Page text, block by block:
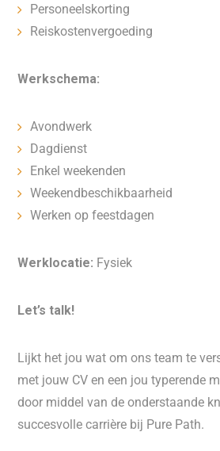
Personeelskorting
Reiskostenvergoeding
Werkschema:
Avondwerk
Dagdienst
Enkel weekenden
Weekendbeschikbaarheid
Werken op feestdagen
Werklocatie: Fysiek
Let’s talk!
Lijkt het jou wat om ons team te
met jouw CV en een jou typerende
door middel van de onderstaande
succesvolle carrière bij Pure Path.